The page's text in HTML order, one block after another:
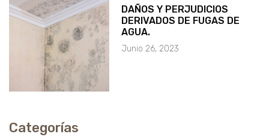
DAÑOS Y PERJUDICIOS
DERIVADOS DE FUGAS DE
AGUA.
Junio 26, 2023
Categorías